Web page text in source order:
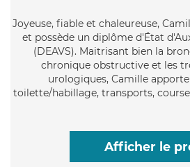
Joyeuse, fiable et chaleureuse,
et possède un diplôme d'État
(DEAVS). Maitrisant bien la
chronique obstructive et les
urologiques, Camille
toilette/habillage, transports,
Afficher le